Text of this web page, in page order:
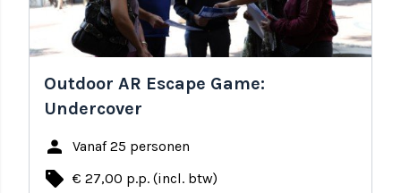
Outdoor AR Escape Game:
Undercover
person Vanaf 25 personen
local_offer € 27,00 p.p. (incl. btw)